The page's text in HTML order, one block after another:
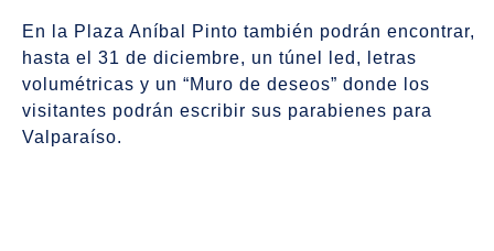
En la Plaza Aníbal Pinto también podrán encontrar,
hasta el 31 de diciembre, un túnel led, letras
volumétricas y un “Muro de deseos” donde los
visitantes podrán escribir sus parabienes para
Valparaíso.